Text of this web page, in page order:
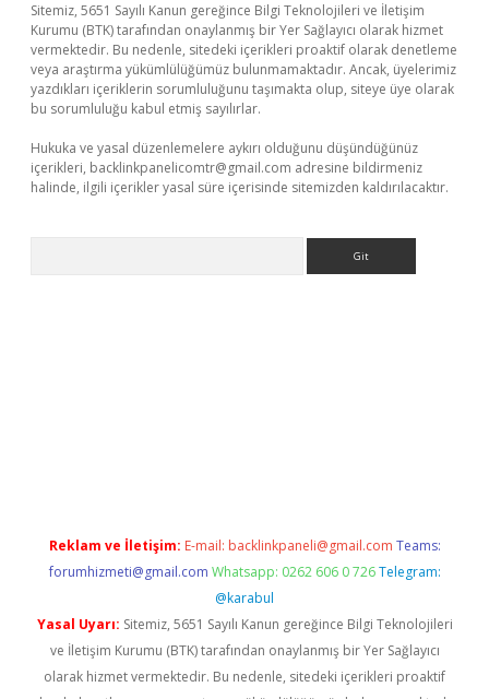
Sitemiz, 5651 Sayılı Kanun gereğince Bilgi Teknolojileri ve İletişim
Kurumu (BTK) tarafından onaylanmış bir Yer Sağlayıcı olarak hizmet
vermektedir. Bu nedenle, sitedeki içerikleri proaktif olarak denetleme
veya araştırma yükümlülüğümüz bulunmamaktadır. Ancak, üyelerimiz
yazdıkları içeriklerin sorumluluğunu taşımakta olup, siteye üye olarak
bu sorumluluğu kabul etmiş sayılırlar.
Hukuka ve yasal düzenlemelere aykırı olduğunu düşündüğünüz
içerikleri, backlinkpanelicomtr@gmail.com adresine bildirmeniz
halinde, ilgili içerikler yasal süre içerisinde sitemizden kaldırılacaktır.
Reklam ve İletişim: E-mail: backlinkpaneli@gmail.com Teams:
forumhizmeti@gmail.com Whatsapp: 0262 606 0 726 Telegram:
@karabul
Yasal Uyarı: Sitemiz, 5651 Sayılı Kanun gereğince Bilgi Teknolojileri
ve İletişim Kurumu (BTK) tarafından onaylanmış bir Yer Sağlayıcı
olarak hizmet vermektedir. Bu nedenle, sitedeki içerikleri proaktif